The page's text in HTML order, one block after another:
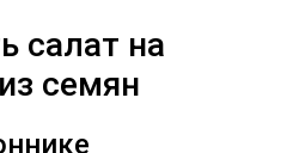
салат на
семян